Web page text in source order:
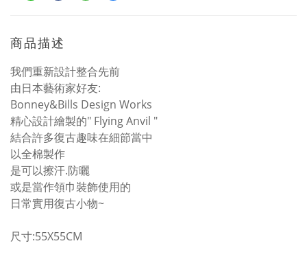
商品描述
我們重新設計整合先前
由日本藝術家好友:
Bonney&Bills Design Works
精心設計繪製的" Flying Anvil "
結合許多復古趣味在細節當中
以全棉製作
是可以擦汗.防曬
或是當作領巾裝飾使用的
日常實用復古小物~
尺寸:55X55CM